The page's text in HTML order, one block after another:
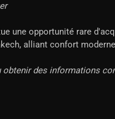
une opportunité rare
alliant confort
obtenir des informations